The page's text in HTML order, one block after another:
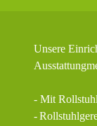
Unsere
- Mit
-